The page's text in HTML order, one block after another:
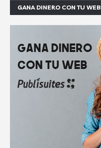
GANA DINERO CON TU WEB